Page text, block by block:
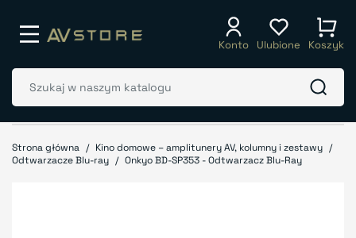
Konto Ulubione Koszyk
Strona główna
Kino domowe – amplitunery AV, kolumny i zestawy
Odtwarzacze Blu-ray
Onkyo BD-SP353 - Odtwarzacz Blu-Ray